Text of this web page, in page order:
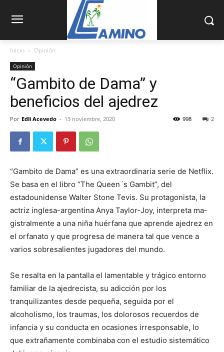
Inicio Opinión
Opinión
“Gambito de Dama” y
beneficios del ajedrez
Por Edli Acevedo - 13 noviembre, 2020 2
998
“Gambito de Da­ma” es una extraordinaria serie de Netflix.
Se basa en el libro “The Queen´s Gam­bit”, del
estadounidense Walter Stone Tevis. Su protagonista, la
actriz inglesa-argentina Anya Taylor-Joy, interpreta ma­
gistralmente a una niña huérfana que aprende ajedrez en
el orfanato y que progresa de manera tal que vence a
varios sobresalientes jugadores del mundo.
Se resalta en la pantalla el lamentable y trágico entorno
fami­liar de la ajedrecista, su adicción por los
tranquilizantes desde pequeña, seguida por el
alcoholismo, los traumas, los dolorosos recuerdos de
infancia y su conducta en ocasiones irresponsable, lo
que extrañamente combinaba con el estudio sistemático